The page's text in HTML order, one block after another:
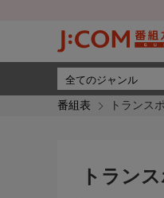
番組表 トランス
トラン